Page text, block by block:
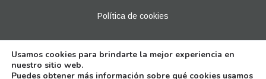
Política de cookies
Usamos cookies para brindarte la mejor experiencia en
nuestro sitio web.
Puedes obtener más información sobre qué cookies usamos